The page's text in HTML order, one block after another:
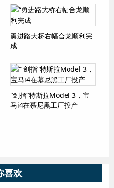
勇进路大桥右幅合龙顺利完
成
“剑指”特斯拉Model 3，宝
马i4在慕尼黑工厂投产
喜欢